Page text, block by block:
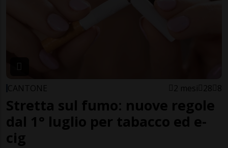
CANTONE 2 mesi 28 8
Stretta sul fumo: nuove regole
dal 1° luglio per tabacco ed e-
cig